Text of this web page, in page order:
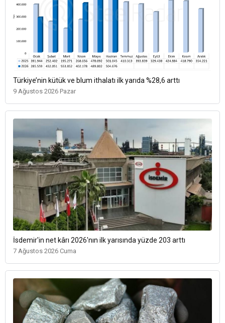
Türkiye’nin kütük ve blum ithalatı ilk yarıda %28,6 arttı
9 Ağustos 2026 Pazar
İsdemir'in net kârı 2026'nın ilk yarısında yüzde 203 arttı
7 Ağustos 2026 Cuma